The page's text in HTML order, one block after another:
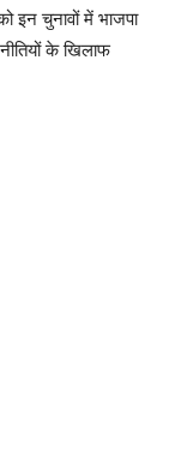
इन चुनावों में भाजपा
के खिलाफ